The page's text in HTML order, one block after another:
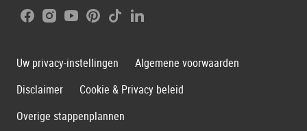
Facebook
Instagram
YoutubePinterest
TiktokLinkedIn
Uw privacy-instellingen
Algemene voorwaarden
Disclaimer
Cookie & Privacy beleid
Overige stappenplannen